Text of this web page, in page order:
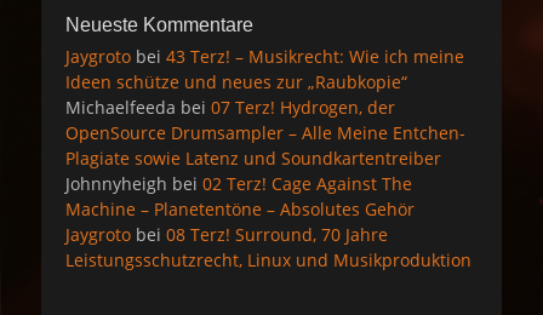
Neueste Kommentare
Jaygroto bei 43 Terz! – Musikrecht: Wie ich meine
Ideen schütze und neues zur „Raubkopie“
Michaelfeeda bei 07 Terz! Hydrogen, der
OpenSource Drumsampler – Alle Meine Entchen-
Plagiate sowie Latenz und Soundkartentreiber
Johnnyheigh bei 02 Terz! Cage Against The
Machine – Planetentöne – Absolutes Gehör
Jaygroto bei 08 Terz! Surround, 70 Jahre
Leistungsschutzrecht, Linux und Musikproduktion